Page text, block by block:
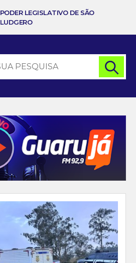
PODER LEGISLATIVO DE SÃO
LUDGERO